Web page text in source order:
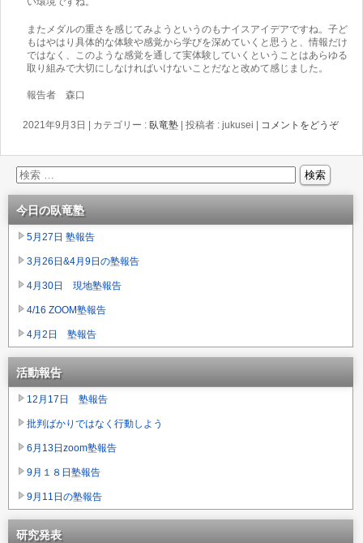
またメダルの重さを感じてみようというのもナイスアイデアですね。子ど
もはやはり具体的な体験や感覚から学びを深めていくと思うと、情報だけ
ではなく、このような感覚を通して実体験していくということはあらゆる
取り組みで大切にしなければいけないことだなと改めて感じました。
報告者 森口
2021年9月3日 カテゴリー : 臥竜塾 |投稿者 : jukusei コメントをどうぞ
今日の臥竜塾
5月27日 塾報告
3月26日&4月9日の塾報告
4月30日 現地塾報告
4/16 ZOOM塾報告
4月2日 塾報告
活動報告
12月17日 塾報告
批判ばかりではなく行動しよう
6月13日zoom塾報告
9月１８日塾報告
9月11日の塾報告
研究発表